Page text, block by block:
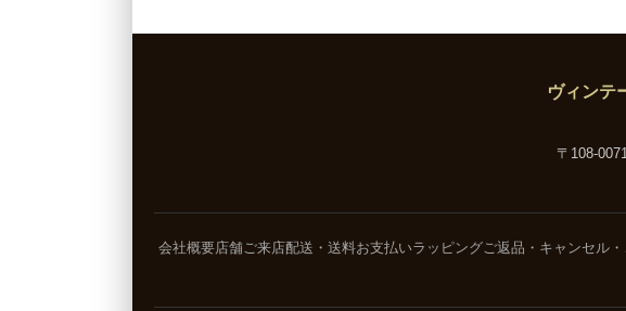
ヴィンテ
〒108-
会社概要店舗ご来店配送・送料お支払いラッピングご返品・キャンセル